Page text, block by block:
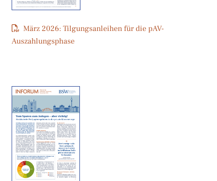
März 2026: Tilgungsanleihen für die pAV-
Auszahlungsphase